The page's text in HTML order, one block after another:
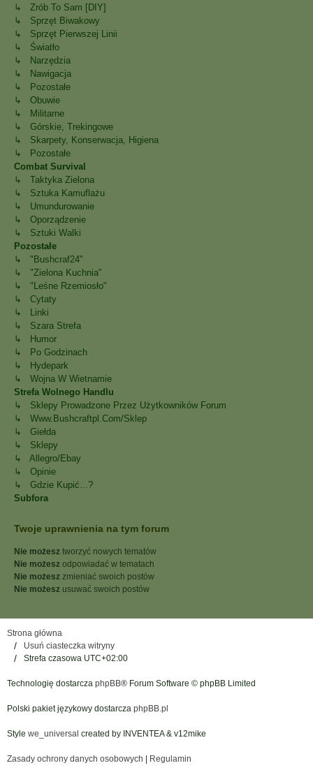
↳ Zrób To Sam [DIY]
↳ Sprzęt Biwakowy
↳ Sprzęt Pierwszej Linii
↳ Światło
↳ Narzędzia
↳ Nawigacja
↳ Pozostałe
↳ Obuwie
↳ Militarne
↳ Górskie, Trekingowe
↳ Skarpety, Konserwacja, Higiena
↳ Pozostałe
Combat Survival
↳ Taktyka Zielona
↳ Sztuka Kamuflażu
↳ Umundurowanie
↳ Oporządzenie
↳ Sztuki Walki
Pozostałe
↳ "Bushcraf24"
↳ "Zielona Kuchnia"
↳ "Leśne Rzemiosło"
↳ Cytaty
↳ Linki
↳ Szara Strefa
↳ Humor
↳ Po Godzinach
↳ Hydepark
↳ Wojna W Wietnamie
Strefa Wolnego Handlu
↳ Sklepy Prowadzone Przez Użytkowników Forum
↳ Www.bushcraftpl.com/sklep
↳ Giełda
↳ Sklepy
↳ Allegro/Ebay
↳ Opinie
↳ Gdzie Kupić...?
Subfora
Twoje uprawnienia na tym forum
Nie możesz tworzyć nowych tematów
Nie możesz odpowiadać w tematach
Nie możesz zmieniać swoich postów
Nie możesz usuwać swoich postów
Strona główna
Usuń ciasteczka witryny
Strefa czasowa UTC+02:00
Technologię dostarcza phpBB® Forum Software © phpBB Limited
Polski pakiet językowy dostarcza phpBB.pl
Style we_universal created by INVENTEA & v12mike
Zasady ochrony danych osobowych Regulamin